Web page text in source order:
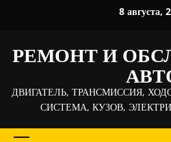
8 августа,
РЕМОНТ И
ДВИГАТЕЛЬ, ТРАНСМИССИЯ,
СИСТЕМА, КУЗОВ,